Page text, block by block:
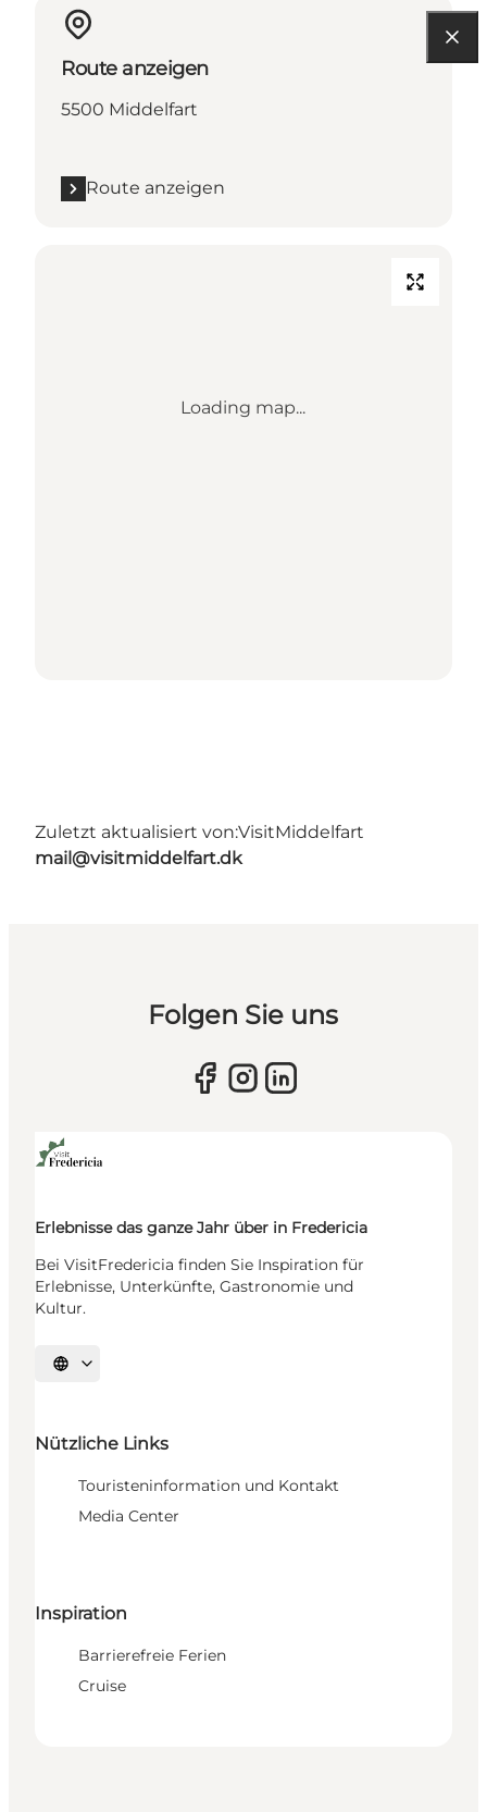
Route anzeigen
5500 Middelfart
Route anzeigen
Loading map...
Zuletzt aktualisiert von:VisitMiddelfart
mail@visitmiddelfart.dk
Folgen Sie uns
Erlebnisse das ganze Jahr über in Fredericia
Bei VisitFredericia finden Sie Inspiration für
Erlebnisse, Unterkünfte, Gastronomie und
Kultur.
Sprache auswählen
Nützliche Links
Touristeninformation und Kontakt
Media Center
Inspiration
Barrierefreie Ferien
Cruise